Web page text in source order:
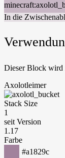
In die
Dieser Block wird
Axolotleimer
Stack Size
1
seit Version
1.17
Farbe
#a1829c